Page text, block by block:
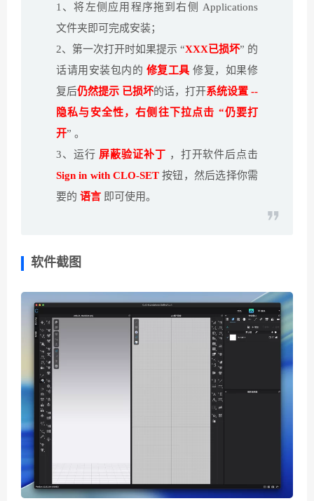
1、将左侧应用程序拖到右侧 Applications
文件夹即可完成安装；
2、第一次打开时如果提示 “XXX已损坏” 的
话请用安装包内的 修复工具修复，如果修
复后仍然提示 已损坏的话，打开系统设置 --
隐私与安全性，右侧往下拉点击 “仍要打
开” 。
3、运行 屏蔽验证补丁 ，打开软件后点击
Sign in with CLO-SET按钮，然后选择你需
要的 语言 即可使用。
软件截图